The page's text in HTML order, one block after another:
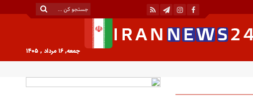
جمعه, ۱۶ مرداد , ۱۴۰۵